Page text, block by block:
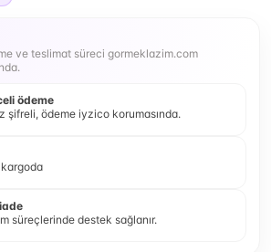
ve teslimat süreci gormeklazim.com
ödeme
şifreli, ödeme iyzico korumasında.
kargoda
süreçlerinde destek sağlanır.